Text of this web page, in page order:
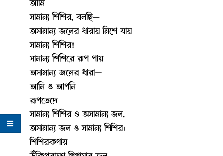
আমি
সামান্য শিশির, বলছি—
অসামান্য জলের ধারায় মিশে যায়
সামান্য শিশির!
সামান্য শিশিরে রূপ পায়
অসামান্য জলের ধারা—
আমি ও আপনি
রূপভেদে
সামান্য শিশির ও অসামান্য জল,
অসামান্য জল ও সামান্য শিশির।
শিশিরকণায়